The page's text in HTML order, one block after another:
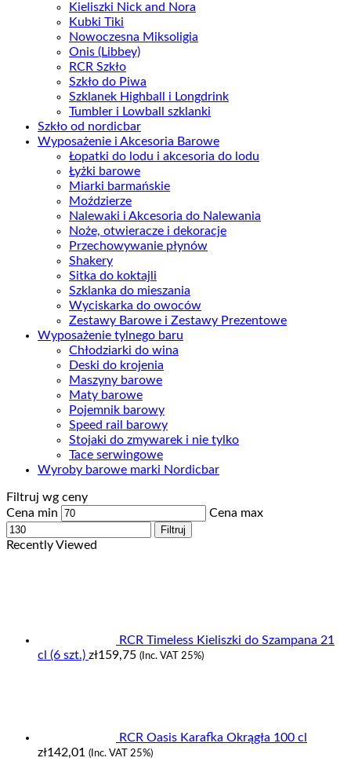
Kieliszki Nick and Nora
Kubki Tiki
Nowoczesna Miksoligia
Onis (Libbey)
RCR Szkło
Szkło do Piwa
Szklanek Highball i Longdrink
Tumbler i Lowball szklanki
Szkło od nordicbar
Wyposażenie i Akcesoria Barowe
Łopatki do lodu i akcesoria do lodu
Łyżki barowe
Miarki barmańskie
Moździerze
Nalewaki i Akcesoria do Nalewania
Noże, otwieracze i dekoracje
Przechowywanie płynów
Shakery
Sitka do koktajli
Szklanka do mieszania
Wyciskarka do owoców
Zestawy Barowe i Zestawy Prezentowe
Wyposażenie tylnego baru
Chłodziarki do wina
Deski do krojenia
Maszyny barowe
Maty barowe
Pojemnik barowy
Speed rail barowy
Stojaki do zmywarek i nie tylko
Tace serwingowe
Wyroby barowe marki Nordicbar
Filtruj wg ceny
Cena min
Cena max
Filtruj
Recently Viewed
RCR Timeless Kieliszki do Szampana 21
cl (6 szt.) zł159,75 (Inc. VAT 25%)
RCR Oasis Karafka Okrągła 100 cl
zł142,01 (Inc. VAT 25%)